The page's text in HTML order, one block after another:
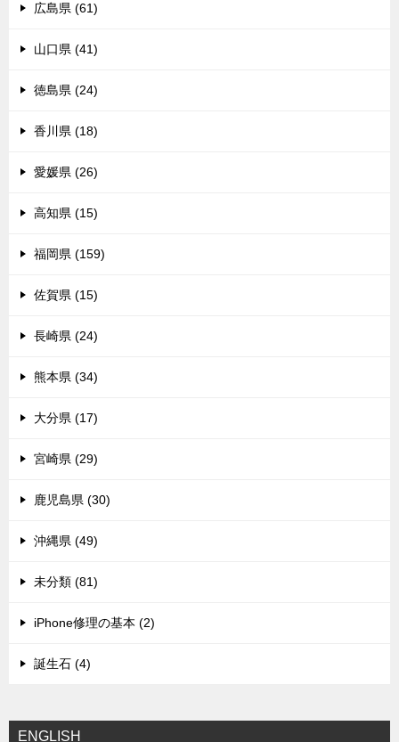
広島県 (61)
山口県 (41)
徳島県 (24)
香川県 (18)
愛媛県 (26)
高知県 (15)
福岡県 (159)
佐賀県 (15)
長崎県 (24)
熊本県 (34)
大分県 (17)
宮崎県 (29)
鹿児島県 (30)
沖縄県 (49)
未分類 (81)
iPhone修理の基本 (2)
誕生石 (4)
ENGLISH